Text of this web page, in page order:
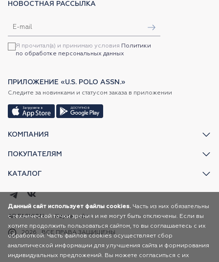
КОМПАНИЯ
ПОКУПАТЕЛЯМ
КАТАЛОГ
НОВОСТНАЯ РАССЫЛКА
Я прочитал(а) и принимаю условия Политики
по обработке персональных данных
ПРИЛОЖЕНИЕ «U.S. POLO ASSN.»
Следите за новинками и статусом заказа в приложении
2026 ВСЕ ПРАВА ЗАЩИЩЕНЫ
AR FASHION Карта сайта
Данный сайт использует файлы cookies. Часть из них обязательны
с технической точки зрения и не могут быть отключены. Если вы
хотите продолжить пользоваться сайтом, то вы соглашаетесь с их
обработкой. Часть файлов cookies осуществляет сбор
аналитической информации для улучшения сайта и формирования
индивидуальных предложений. Вы можете согласиться с их